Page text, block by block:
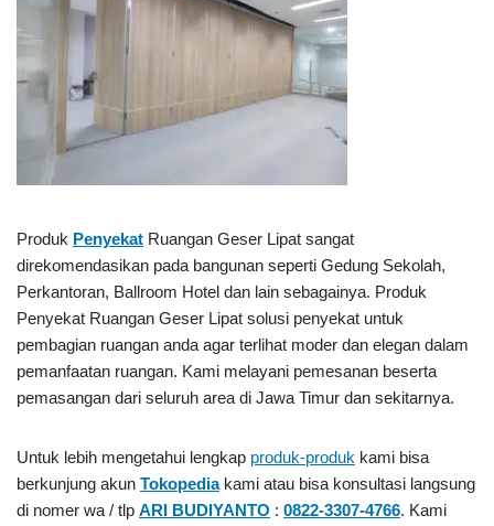
Produk Penyekat Ruangan Geser Lipat sangat
direkomendasikan pada bangunan seperti Gedung Sekolah,
Perkantoran, Ballroom Hotel dan lain sebagainya. Produk
Penyekat Ruangan Geser Lipat solusi penyekat untuk
pembagian ruangan anda agar terlihat moder dan elegan dalam
pemanfaatan ruangan. Kami melayani pemesanan beserta
pemasangan dari seluruh area di Jawa Timur dan sekitarnya.
Untuk lebih mengetahui lengkap produk-produk kami bisa
berkunjung akun Tokopediakami atau bisa konsultasi langsung
di nomer wa / tlp ARI BUDIYANTO : 0822-3307-4766. Kami